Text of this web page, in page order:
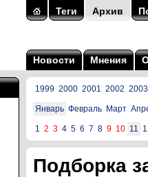
Теги Архив
Новости Мнения
1999 2000 2001 2002 2003
Январь Февраль Март
1 2 3 4 5 6 7 8 9 10 11
Подборка